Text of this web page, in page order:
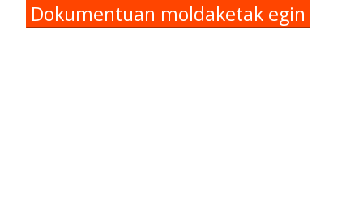
Dokumentuan moldaketak egin